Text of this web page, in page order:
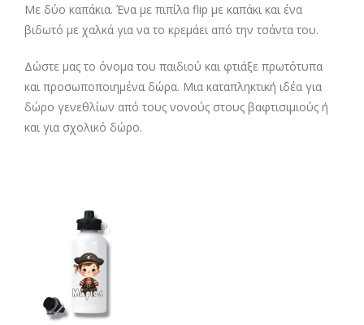
Με δύο καπάκια. Ένα με πιπίλα flip με καπάκι και ένα
βιδωτό με χαλκά για να το κρεμάει από την τσάντα του.
Δώστε μας το όνομα του παιδιού και φτιάξε πρωτότυπα
και προσωποποιημένα δώρα. Μια καταπληκτική ιδέα για
δώρο γενεθλίων από τους νονούς στους βαφτισιμιούς ή
και για σχολικό δώρο.